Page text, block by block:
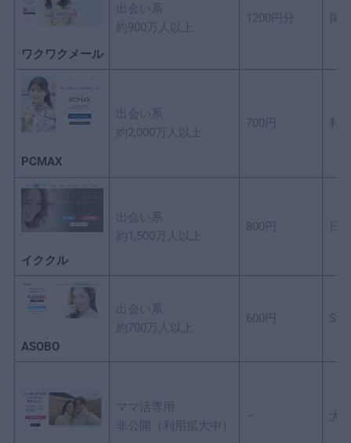
ワクワクメール
出会い系
約900万人以上
1200円分
PCMAX
出会い系
約2,000万人以上
700円 利
イククル
出会い系
約1,500万人以上
800円
ASOBO
出会い系
約700万人以上
600円
ママ活専用
非公開（利用拡大中）
– 大